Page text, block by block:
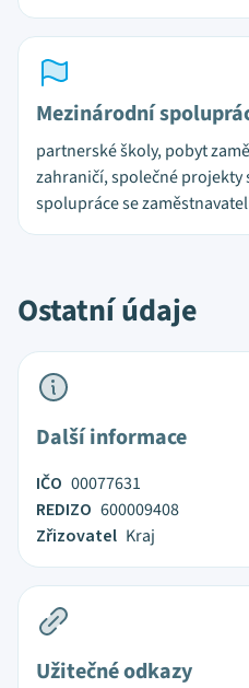
Mezinárodní
partnerské školy, pobyt
zahraničí, společné
spolupráce se
Ostatní údaje
Další informace
IČO 00077631
REDIZO 600009408
Zřizovatel Kraj
Užitečné odkazy